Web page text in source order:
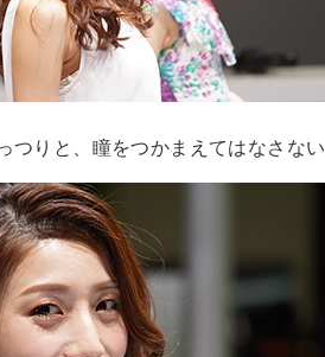
つりと、瞳をつかまえてはなさな